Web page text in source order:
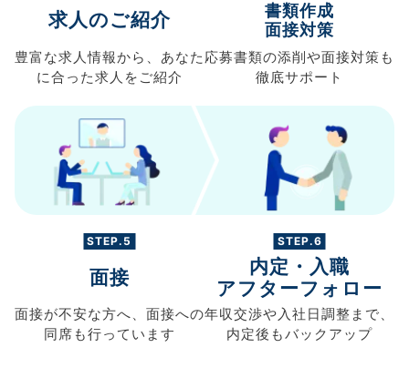
求人のご紹介
豊富な求人情報から、 あなた
に合った求人を ご紹介
書類作成
面接対策
応募書類の添削や面接対策も
徹底サポート
STEP.5
面接
面接が不安な方へ、 面接への
同席も行っています
STEP.6
内定・入職
アフターフォロー
年収交渉や入社日調整まで、
内定後もバックアップ